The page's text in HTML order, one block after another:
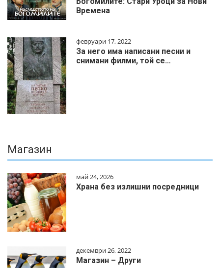
Времена
февруари 17, 2022
За него има написани песни и
снимани филми, той се…
Магазин
май 24, 2026
Храна без излишни посредници
декември 26, 2022
Магазин – Други